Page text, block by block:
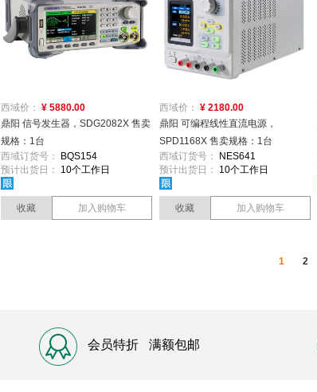
西域价： ¥ 5880.00
鼎阳 信号发生器，SDG2082X 售卖
规格：1台
西域订货号：
BQS154
预计出货日：
10个工作日
收藏 加入购物车
西域价： ¥ 2180.00
鼎阳 可编程线性直流电源，
SPD1168X 售卖规格：1台
西域订货号：
NES641
预计出货日：
10个工作日
收藏 加入购物车
1 2
会员特折 满额包邮